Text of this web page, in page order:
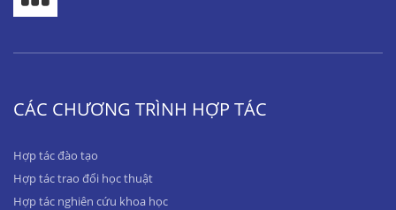
CÁC CHƯƠNG TRÌNH HỢP TÁC
Hợp tác đào tạo
Hợp tác trao đổi học thuật
Hợp tác nghiên cứu khoa học